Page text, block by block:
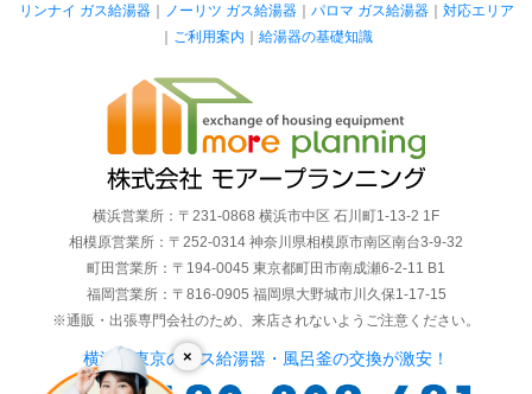
×
リンナイ ガス給湯器｜ ノーリツ ガス給湯器｜ パロマ ガス給湯器｜ 対応エリア
｜ ご利用案内 ｜ 給湯器の基礎知識
横浜営業所：〒231-0868 横浜市中区 石川町1-13-2 1F
相模原営業所：〒252-0314 神奈川県相模原市南区南台3-9-32
町田営業所：〒194-0045 東京都町田市南成瀬6-2-11 B1
福岡営業所：〒816-0905 福岡県大野城市川久保1-17-15
※通販・出張専門会社のため、来店されないようご注意ください。
横浜・東京のガス給湯器・風呂釜の交換が激安！